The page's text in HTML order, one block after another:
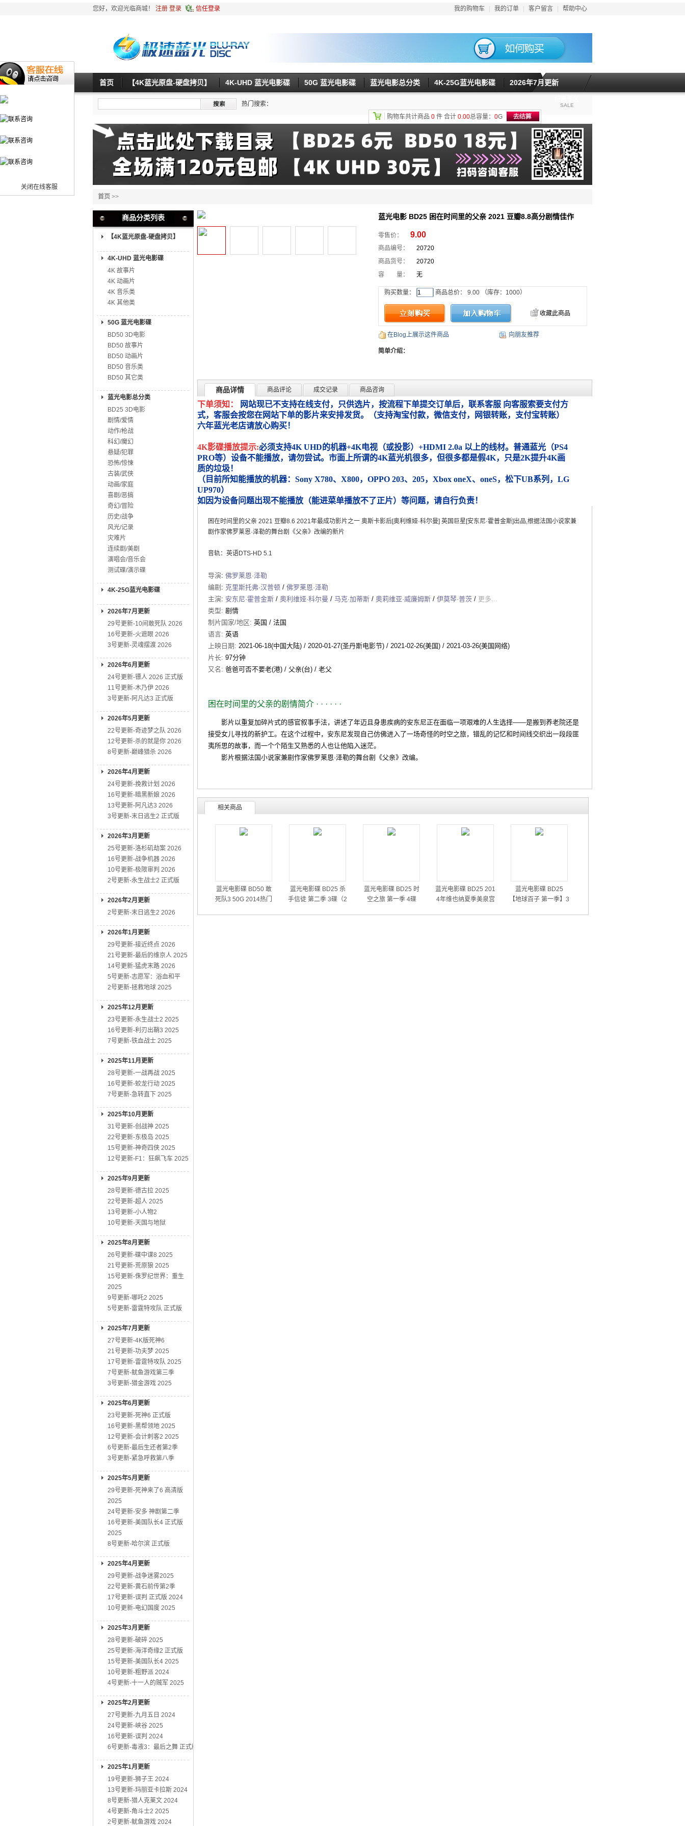
关闭在线客服
您好，欢迎光临商城！ 注册 登录 信任登录 我的购物车 我的订单 客户留言 帮助中心
首页 【4K蓝光原盘-硬盘拷贝】 4K-UHD 蓝光电影碟 50G 蓝光电影碟 蓝光电影总分类 4K-25G蓝光电影碟 2026年7月更新
SALE
热门搜索：
购物车共计商品 0 件 合计 0.00总容量： 0G
首页 >>
商品分类列表
【4K蓝光原盘-硬盘拷贝】
4K-UHD 蓝光电影碟
4K 故事片
4K 动画片
4K 音乐类
4K 其他类
50G 蓝光电影碟
BD50 3D电影
BD50 故事片
BD50 动画片
BD50 音乐类
BD50 其它类
蓝光电影总分类
BD25 3D电影
剧情/爱情
动作/枪战
科幻/魔幻
悬疑/犯罪
恐怖/惊悚
古装/武侠
动画/家庭
喜剧/恶搞
奇幻/冒险
历史/战争
风光/记录
灾难片
连续剧/美剧
演唱会/音乐会
测试碟/演示碟
4K-25G蓝光电影碟
2026年7月更新
29号更新-10间敢死队 2026
16号更新-火遮眼 2026
3号更新-灵魂摆渡 2026
2026年6月更新
24号更新-镖人 2026 正式版
11号更新-木乃伊 2026
3号更新-阿凡达3 正式版
2026年5月更新
22号更新-奇迹梦之队 2026
12号更新-杀的就是你 2026
8号更新-巅峰猎杀 2026
2026年4月更新
24号更新-挽救计划 2026
16号更新-暗黑新娘 2026
13号更新-阿凡达3 2026
3号更新-末日逃生2 正式版
2026年3月更新
25号更新-洛杉矶劫案 2026
16号更新-战争机器 2026
10号更新-极限审判 2026
2号更新-永生战士2 正式版
2026年2月更新
2号更新-末日逃生2 2026
2026年1月更新
29号更新-接近终点 2026
21号更新-最后的维京人 2025
14号更新-猛虎末路 2026
5号更新-志愿军：浴血和平
2号更新-拯救地球 2025
2025年12月更新
23号更新-永生战士2 2025
16号更新-利刃出鞘3 2025
7号更新-铁血战士 2025
2025年11月更新
28号更新-一战再战 2025
16号更新-蛟龙行动 2025
7号更新-急转直下 2025
2025年10月更新
31号更新-创战神 2025
22号更新-东极岛 2025
15号更新-神奇四侠 2025
12号更新-F1：狂飙飞车 2025
2025年9月更新
28号更新-德古拉 2025
22号更新-超人 2025
13号更新-小人物2
10号更新-天国与地狱
2025年8月更新
26号更新-碟中谍8 2025
21号更新-荒原狼 2025
15号更新-侏罗纪世界：重生
2025
9号更新-哪吒2 2025
5号更新-雷霆特攻队 正式版
2025年7月更新
27号更新-4K版死神6
21号更新-功夫梦 2025
17号更新-雷霆特攻队 2025
7号更新-鱿鱼游戏第三季
3号更新-猎金游戏 2025
2025年6月更新
23号更新-死神6 正式版
16号更新-黑帮领地 2025
12号更新-会计刺客2 2025
6号更新-最后生还者第2季
3号更新-紧急呼救第八季
2025年5月更新
29号更新-死神来了6 高清版
2025
24号更新-安多 神剧第二季
16号更新-美国队长4 正式版
2025
8号更新-哈尔滨 正式版
2025年4月更新
29号更新-战争迷雾2025
22号更新-黄石前传第2季
17号更新-误判 正式版 2024
10号更新-电幻国度 2025
2025年3月更新
28号更新-破碎 2025
25号更新-海洋奇缘2 正式版
15号更新-美国队长4 2025
10号更新-粗野派 2024
4号更新-十一人的贼军 2025
2025年2月更新
27号更新-九月五日 2024
24号更新-峡谷 2025
16号更新-误判 2024
6号更新-毒液3：最后之舞 正式版
2025年1月更新
19号更新-狮子王 2024
13号更新-玛丽亚卡拉斯 2024
8号更新-猎人克莱文 2024
4号更新-角斗士2 2025
2号更新-鱿鱼游戏 2024
蓝光电影 BD25 困在时间里的父亲 2021 豆瓣8.8高分剧情佳作
零售价： 9.00
商品编号：
20720
商品货号：
20720
容 量：
无
购买数量： 商品总价： 9.00 （库存： 1000）
收藏此商品
在Blog上展示这件商品 向朋友推荐
简单介绍：
商品详情 商品评论 成交记录 商品咨询
下单须知：
网站现已不支持在线支付，只供选片，按流程下单提交订单后，联系客服 向客服索要支付方
式，客服会按您在网站下单的影片来安排发货。（支持淘宝付款，微信支付，网银转账，支付宝转账）
六年蓝光老店请放心购买！
4K影碟播放提示:必须支持4K UHD的机器+4K电视（或投影）+HDMI 2.0a 以上的线材。普通蓝光（PS4
PRO等）设备不能播放，请勿尝试。市面上所谓的4K蓝光机很多，但很多都是假4K，只是2K提升4K画
质的垃圾！
（目前所知能播放的机器：Sony X780、X800，OPPO 203、205，Xbox oneX、oneS，松下UB系列，LG
UP970）
如因为设备问题出现不能播放（能进菜单播放不了正片）等问题，请自行负责！
困在时间里的父亲 2021 豆瓣8.6 2021年最成功影片之一 奥斯卡影后[奥利维娅·科尔曼] 英国巨星[安东尼·霍普金斯]出品,根据法国小说家兼
剧作家佛罗莱恩·泽勒的舞台剧《父亲》改编的新片
音轨：英语DTS-HD 5.1
导演: 佛罗莱恩·泽勒
编剧 : 克里斯托弗·汉普顿 / 佛罗莱恩·泽勒
主演: 安东尼·霍普金斯 / 奥利维娅·科尔曼 / 马克·加蒂斯 / 奥莉维亚·威廉姆斯 / 伊莫琴·普茨 / 更多...
类型: 剧情
制片国家/地区: 英国 / 法国
语言: 英语
上映日期: 2021-06-18(中国大陆) / 2020-01-27(圣丹斯电影节) / 2021-02-26(美国) / 2021-03-26(美国网络)
片长: 97分钟
又名: 爸爸可否不要老(港) / 父亲(台) / 老父
困在时间里的父亲的剧情简介 · · · · · ·
影片以重复加碎片式的感官叙事手法，讲述了年迈且身患疾病的安东尼正在面临一项艰难的人生选择——是搬到养老院还是
接受女儿寻找的新护工。在这个过程中，安东尼发现自己仿佛进入了一场奇怪的时空之旅，错乱的记忆和时间线交织出一段段匪
夷所思的故事，而一个个陌生又熟悉的人也让他陷入迷茫。
影片根据法国小说家兼剧作家佛罗莱恩·泽勒的舞台剧《父亲》改编。
相关商品
蓝光电影碟 BD50 敢
死队3 50G 2014热门
蓝光电影碟 BD25 杀
手信徒 第二季 3碟（2
蓝光电影碟 BD25 时
空之旅 第一季 4碟
蓝光电影碟 BD25 201
4年维也纳夏季美泉宫
蓝光电影碟 BD25
【地球百子 第一季】3